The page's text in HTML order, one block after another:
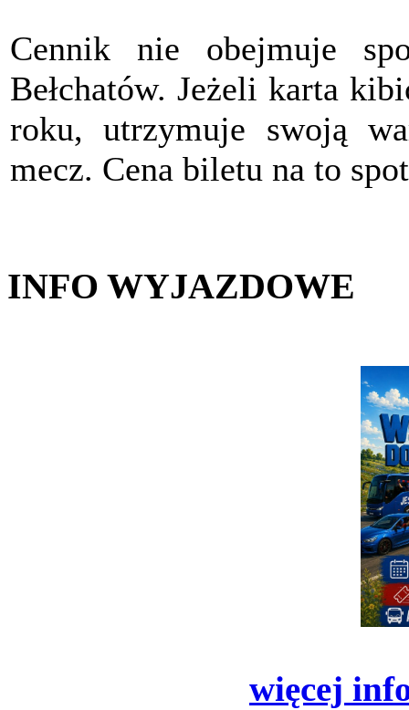
Cennik nie obejmuje
Bełchatów. Jeżeli karta
roku, utrzymuje swoją
mecz. Cena biletu na to
INFO WYJAZDOWE
więcej